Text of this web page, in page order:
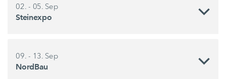
02. - 05. Sep
Steinexpo
09. - 13. Sep
NordBau